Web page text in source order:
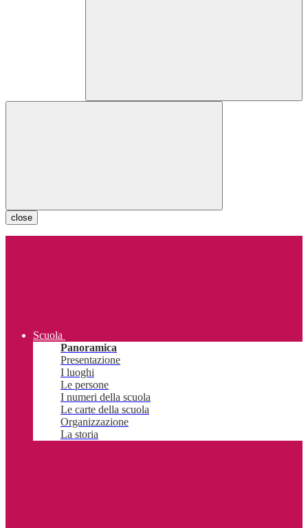
close
Scuola
Panoramica
Presentazione
I luoghi
Le persone
I numeri della scuola
Le carte della scuola
Organizzazione
La storia